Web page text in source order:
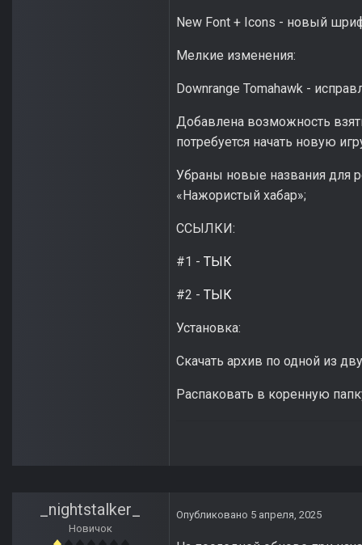
New Font + Icons - новый
Мелкие изменения:
Downrange Tomahawk -
Добавлена возможность
потребуется начать новую
Убраны новые названия для
«Нажористый хабар»;
ССЫЛКИ:
#1 - ТЫК
#2 - ТЫК
Установка:
Скачать архив по одной из
Распаковать в коренную
_nightstalker_
Новичок
Опубликовано 5 апреля, 2025